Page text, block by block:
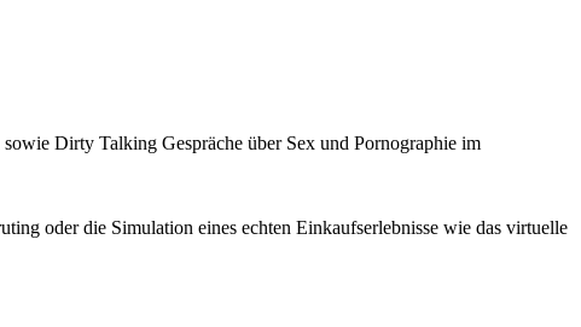
Dirty Talking Gespräche über Sex und Pornographie im
oder die Simulation eines echten Einkaufserlebnisse wie das virtuelle